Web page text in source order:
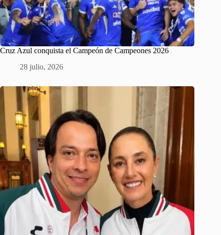
Cruz Azul conquista el Campeón de Campeones 2026
28 julio, 2026